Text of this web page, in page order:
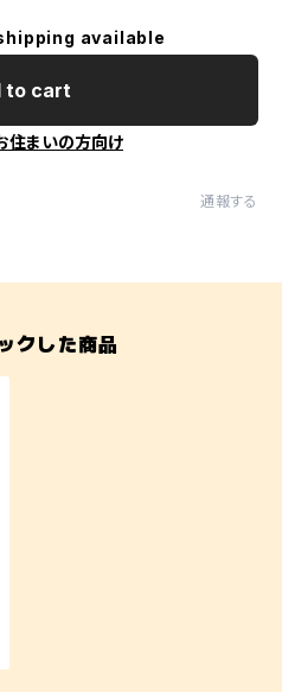
available
to cart
住まいの方向け
通報する
クした商品